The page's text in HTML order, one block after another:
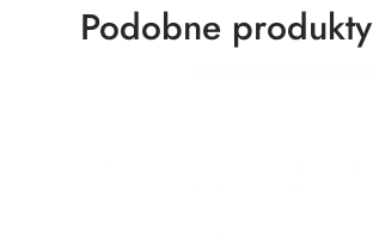
Podobne produkty